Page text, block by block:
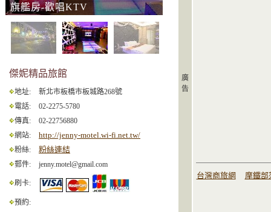
精品房
傑妮精品旅館
地址:
新北市板橋市板城路268號
電話:
02-2275-5780
傳真:
02-22756880
網站:
http://jenny-motel.wi-fi.net.tw/
粉絲: 粉絲連結
郵件: jenny.motel@gmail.com
刷卡:
預約:
廣
告
台灣商旅網 摩鐵部